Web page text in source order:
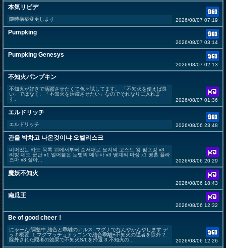
本気リビデ
随時構築変更します 2026/08/07 07:19
Pumpking
2026/08/07 03:14
Pumpking Genesys
2026/08/07 02:13
不知火パンプキン
不知火が好きで活躍させたくて色々試してます。 「不知火を使えば良
い」ではなく、「不知火を活躍させたい」なのでそれなりに入れま
す。
2026/08/07 01:36
エルドリッチ
エルドリッチ 2026/08/06 23:48
관을 박차고 나온것이냐 오벨리스크
비어있는 카드 목록 위에서부터 순서대로 묘지의 고스트 왕 펌프킹 x3
리빙 데드 군단 x1 얼어붙은 눈빛의 메두사 x3 명계의 마상 x1 영혼 플라
즈마 x3 살아...
2026/08/06 20:29
魔妖不知火
2026/08/06 18:43
南瓜王
2026/08/06 12:32
Be of good cheer！
にゃーん(調整中 結合と乖離のアルス=マグナでなんやかんやします デ
ッキ概要: 1.マグマッチョドラゴンで結合乖離+不知火の隠者を除外 2.
除外された隠者の効果で不知火S/Lを帰還 3.不知火の...
2026/08/06 12:26